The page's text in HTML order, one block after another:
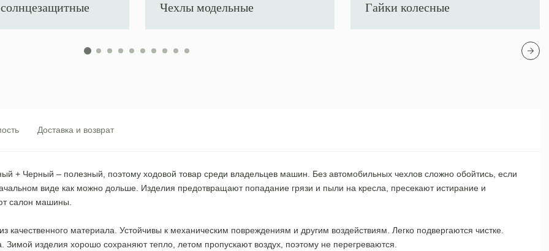
Чехлы модельные Гайки колесные
Доставка и возврат
+ Черный – полезный, поэтому ходовой товар среди владельцев машин. Без автомобильных чехлов сложно обойтись, если
виде как можно дольше. Изделия предотвращают попадание грязи и пыли на кресла, пресекают истирание и
салон машины.
качественного материала. Устойчивы к механическим повреждениям и другим воздействиям. Легко подвергаются чистке.
изделия хорошо сохраняют тепло, летом пропускают воздух, поэтому не перегреваются.